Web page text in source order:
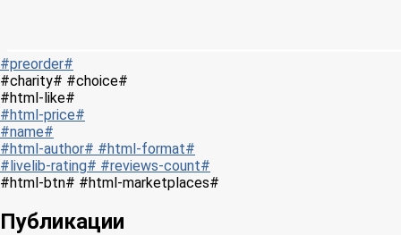
#preorder#
#charity# #choice#
#html-like#
#html-price#
#name#
#html-author# #html-format#
#livelib-rating# #reviews-count#
#html-btn# #html-marketplaces#
Публикации